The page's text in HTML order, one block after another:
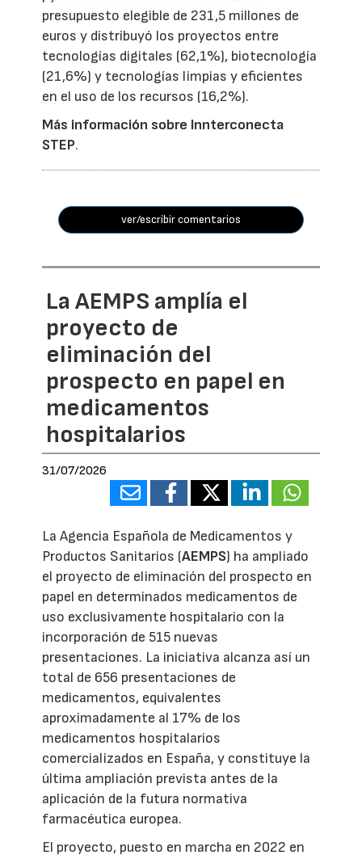
presupuesto elegible de 231,5 millones de
euros y distribuyó los proyectos entre
tecnologías digitales (62,1%), biotecnología
(21,6%) y tecnologías limpias y eficientes
en el uso de los recursos (16,2%).
Más información sobre Innterconecta
STEP.
ver/escribir comentarios
La AEMPS amplía el
proyecto de
eliminación del
prospecto en papel en
medicamentos
hospitalarios
31/07/2026
La Agencia Española de Medicamentos y
Productos Sanitarios (AEMPS) ha ampliado
el proyecto de eliminación del prospecto en
papel en determinados medicamentos de
uso exclusivamente hospitalario con la
incorporación de 515 nuevas
presentaciones. La iniciativa alcanza así un
total de 656 presentaciones de
medicamentos, equivalentes
aproximadamente al 17% de los
medicamentos hospitalarios
comercializados en España, y constituye la
última ampliación prevista antes de la
aplicación de la futura normativa
farmacéutica europea.
El proyecto, puesto en marcha en 2022 en